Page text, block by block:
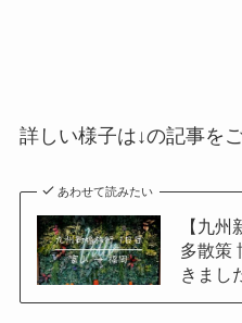
詳しい様子は↓の記事を
あわせて読みたい
【九
多散策
きまし